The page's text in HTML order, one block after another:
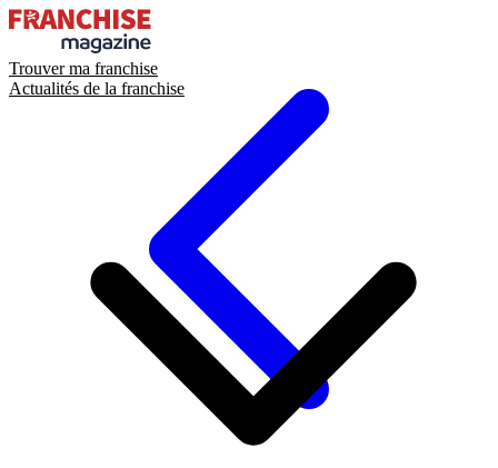
Trouver ma franchise
Actualités de la franchise